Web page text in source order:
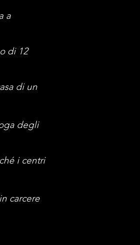
a
di 12
di un
degli
i centri
carcere